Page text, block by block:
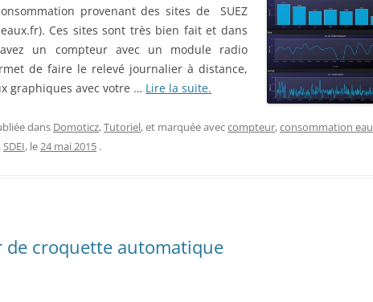
provenant des sites de SUEZ
Ces sites sont très bien fait et dans
un compteur avec un module radio
de faire le relevé journalier à distance,
graphiques avec votre … Lire la suite.
dans Domoticz,Tutoriel, et marquée aveccompteur,consommation eau
,SDEI, le24 mai 2015 .
de croquette automatique